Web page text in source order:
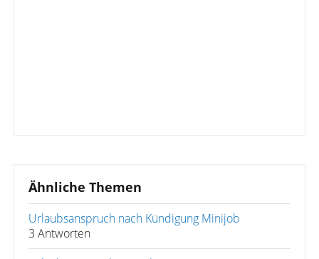
Ähnliche Themen
Urlaubsanspruch nach Kündigung Minijob
3 Antworten